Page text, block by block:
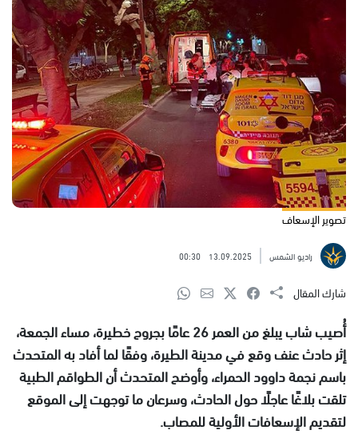
تصوير الإسعاف
راديو الشمس 13.09.2025
00:30
شارك المقال
أُصيب شاب يبلغ من العمر 26 عامًا بجروح خطيرة، مساء الجمعة،
إثر حادث عنف وقع في مدينة الطيرة، وفقًا لما أفاد به المتحدث
باسم نجمة داوود الحمراء، وأوضح المتحدث أن الطواقم الطبية
تلقت بلاغًا عاجلًا حول الحادث، وسرعان ما توجهت إلى الموقع
لتقديم الإسعافات الأولية للمصاب.